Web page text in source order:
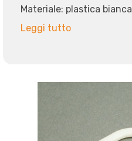
Materiale: plastica bianca
Leggi tutto